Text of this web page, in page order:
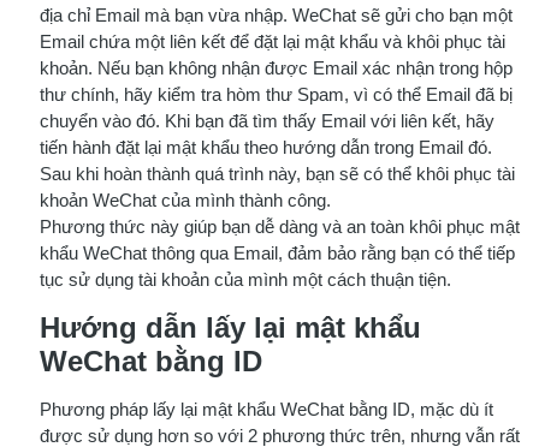
địa chỉ Email mà bạn vừa nhập. WeChat sẽ gửi cho bạn một
Email chứa một liên kết để đặt lại mật khẩu và khôi phục tài
khoản. Nếu bạn không nhận được Email xác nhận trong hộp
thư chính, hãy kiểm tra hòm thư Spam, vì có thể Email đã bị
chuyển vào đó. Khi bạn đã tìm thấy Email với liên kết, hãy
tiến hành đặt lại mật khẩu theo hướng dẫn trong Email đó.
Sau khi hoàn thành quá trình này, bạn sẽ có thể khôi phục tài
khoản WeChat của mình thành công.
Phương thức này giúp bạn dễ dàng và an toàn khôi phục mật
khẩu WeChat thông qua Email, đảm bảo rằng bạn có thể tiếp
tục sử dụng tài khoản của mình một cách thuận tiện.
Hướng dẫn lấy lại mật khẩu
WeChat bằng ID
Phương pháp lấy lại mật khẩu WeChat bằng ID, mặc dù ít
được sử dụng hơn so với 2 phương thức trên, nhưng vẫn rất